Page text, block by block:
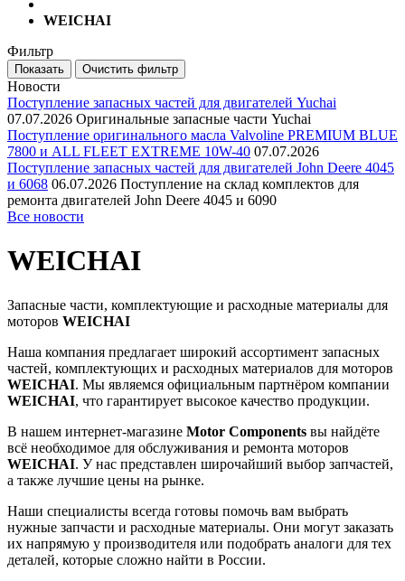
WEICHAI
Фильтр
Новости
Поступление запасных частей для двигателей Yuchai
07.07.2026 Оригинальные запасные части Yuchai
Поступление оригинального масла Valvoline PREMIUM BLUE
7800 и ALL FLEET EXTREME 10W-40 07.07.2026
Поступление запасных частей для двигателей John Deere 4045
и 6068 06.07.2026 Поступление на склад комплектов для
ремонта двигателей John Deere 4045 и 6090
Все новости
WEICHAI
Запасные части, комплектующие и расходные материалы для
моторов WEICHAI
Наша компания предлагает широкий ассортимент запасных
частей, комплектующих и расходных материалов для моторов
WEICHAI. Мы являемся официальным партнёром компании
WEICHAI, что гарантирует высокое качество продукции.
В нашем интернет-магазине Motor Components вы найдёте
всё необходимое для обслуживания и ремонта моторов
WEICHAI. У нас представлен широчайший выбор запчастей,
а также лучшие цены на рынке.
Наши специалисты всегда готовы помочь вам выбрать
нужные запчасти и расходные материалы. Они могут заказать
их напрямую у производителя или подобрать аналоги для тех
деталей, которые сложно найти в России.